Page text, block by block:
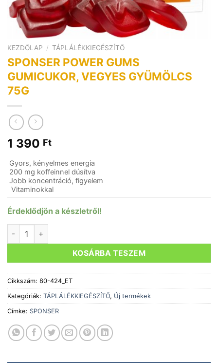
KEZDŐLAP / TÁPLÁLÉKKIEGÉSZÍTŐ
SPONSER POWER GUMS
GUMICUKOR, VEGYES GYÜMÖLCS
75G
1 390 Ft
Gyors, kényelmes energia
200 mg koffeinnel dúsítva
Jobb koncentráció, figyelem
Vitaminokkal
Érdeklődjön a készletről!
SPONSER POWER GUMS GUMICUKOR, VEGYES
KOSÁRBA TESZEM
Cikkszám: 80-424_ET
Kategóriák: TÁPLÁLÉKKIEGÉSZÍTŐ, Új termékek
Címke: SPONSER